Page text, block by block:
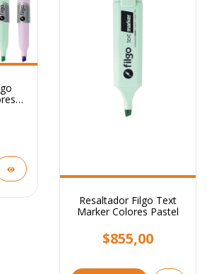
Resaltador Filgo Text
Marker Colores Pastel
$855,00